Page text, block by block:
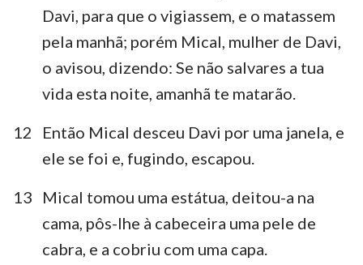
Davi, para que o vigiassem, e o matassem
pela manhã; porém Mical, mulher de Davi,
o avisou, dizendo: Se não salvares a tua
vida esta noite, amanhã te matarão.
12
Então Mical desceu Davi por uma janela, e
ele se foi e, fugindo, escapou.
13
Mical tomou uma estátua, deitou-a na
cama, pôs-lhe à cabeceira uma pele de
cabra, e a cobriu com uma capa.